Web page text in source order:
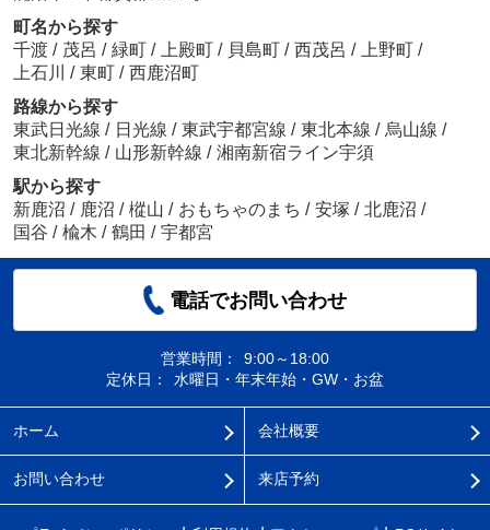
町名から探す
千渡 / 茂呂 / 緑町 / 上殿町 / 貝島町 / 西茂呂 / 上野町 /
上石川 / 東町 / 西鹿沼町
路線から探す
東武日光線 / 日光線 / 東武宇都宮線 / 東北本線 / 烏山線 /
東北新幹線 / 山形新幹線 / 湘南新宿ライン宇須
駅から探す
新鹿沼 / 鹿沼 / 樅山 / おもちゃのまち / 安塚 / 北鹿沼 /
国谷 / 楡木 / 鶴田 / 宇都宮
電話でお問い合わせ
営業時間：
9:00～18:00
定休日：
水曜日・年末年始・GW・お盆
ホーム 会社概要
お問い合わせ 来店予約